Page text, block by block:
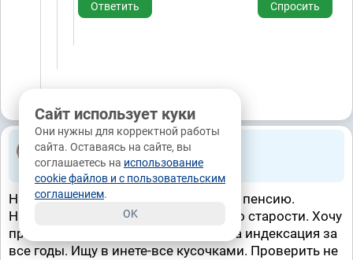
Ответить Спросить
Лариса 171.0k
Задано вопросов 23 , из нихVIP- 0
Калининград, вчера, 15:46
Надо самим научится просчитывать пенсию.
Например, яс 2001 года на пенсии по старости. Хочу
проверить, правильно ли проведена индексация за
все годы. Ищу в инете-все кусочками. Проверить не
Сайт использует куки
Они нужны для корректной работы
сайта. Оставаясь на сайте, вы
соглашаетесь на использование
cookie файлов и с пользовательским
соглашением.
OK